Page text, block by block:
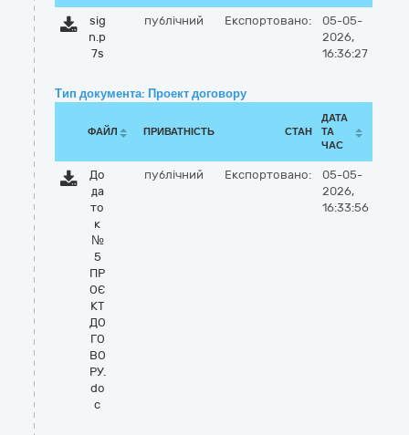
sig
n.p
7s
публічний Експортовано:
05-05-
2026,
16:36:27
Тип документа: Проект договору
ФАЙЛ ПРИВАТНІСТЬ СТАН
ДАТА
ТА
ЧАС
До
да
то
к
№
5
ПР
ОЄ
КТ
ДО
ГО
ВО
РУ.
do
c
публічний Експортовано:
05-05-
2026,
16:33:56